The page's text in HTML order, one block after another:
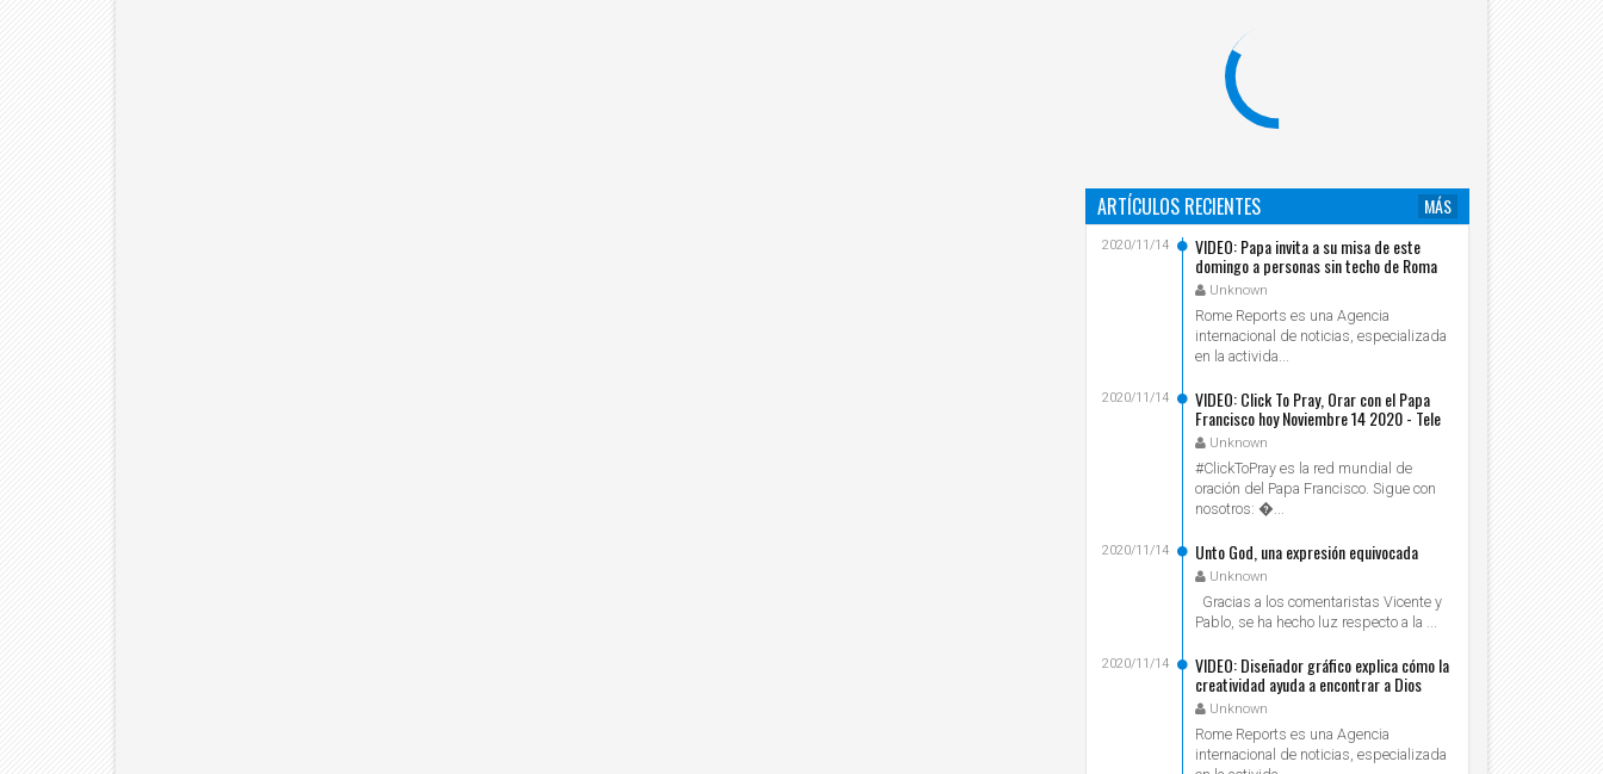
ARTÍCULOS RECIENTES
MÁS
VIDEO: Papa invita a su misa de este
domingo a personas sin techo de Roma
Unknown
2020/11/14
Rome Reports es una Agencia
internacional de noticias, especializada
en la activida...
VIDEO: Click To Pray, Orar con el Papa
Francisco hoy Noviembre 14 2020 - Tele
VIDUnknown
2020/11/14
#ClickToPray es la red mundial de
oración del Papa Francisco. Sigue con
nosotros: ...
Unto God, una expresión equivocada
Unknown
2020/11/14
Gracias a los comentaristas Vicente y
Pablo, se ha hecho luz respecto a la ...
VIDEO: Diseñador gráfico explica cómo la
creatividad ayuda a encontrar a Dios
Unknown
2020/11/14
Rome Reports es una Agencia
internacional de noticias, especializada